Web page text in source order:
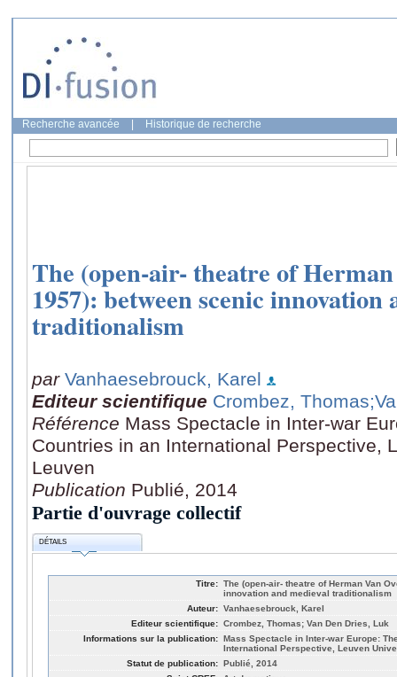
Recherche avancée Historique de recherche
The (open-air- theatre of
1957): between scenic innovation
traditionalism
par Vanhaesebrouck, Karel
Editeur scientifique Crombez, Thomas
Référence Mass Spectacle in Inter-war
Countries in an International Perspective,
Leuven
Publication Publié, 2014
Partie d'ouvrage collectif
DÉTAILS
Titre: The (open-air- theatre of Herman Van
innovation and medieval traditionalism
Auteur: Vanhaesebrouck, Karel
Editeur scientifique: Crombez, Thomas; Van Den Dries, Luk
Informations sur la publication: Mass Spectacle in Inter-war Europe:
International Perspective, Leuven
Statut de publication: Publié, 2014